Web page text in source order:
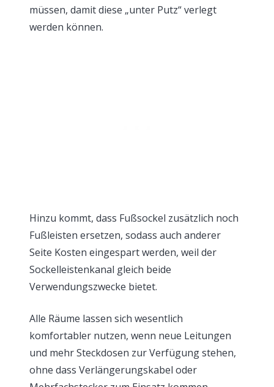
müssen, damit diese „unter Putz“ verlegt
werden können.
Hinzu kommt, dass Fußsockel zusätzlich noch
Fußleisten ersetzen, sodass auch anderer
Seite Kosten eingespart werden, weil der
Sockelleistenkanal gleich beide
Verwendungszwecke bietet.
Alle Räume lassen sich wesentlich
komfortabler nutzen, wenn neue Leitungen
und mehr Steckdosen zur Verfügung stehen,
ohne dass Verlängerungskabel oder